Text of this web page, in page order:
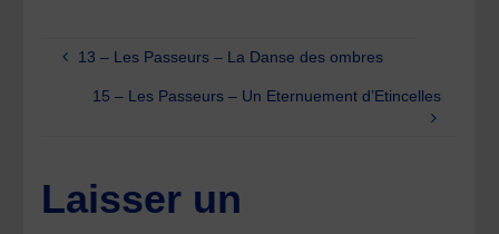
13 – Les Passeurs – La Danse des ombres
15 – Les Passeurs – Un Eternuement d’Etincelles
Laisser un